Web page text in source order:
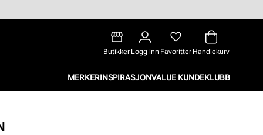
Butikker Logg inn Favoritter Handlekurv
MERKERINSPIRASJONVALUE KUNDEKLUBB